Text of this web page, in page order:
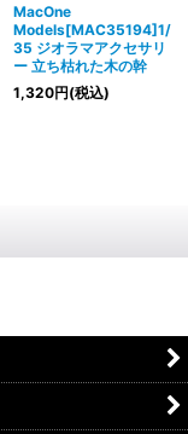
MacOne
Models[MAC35194]1/
35 ジオラマアクセサリ
ー 立ち枯れた木の幹
1,320円(税込)